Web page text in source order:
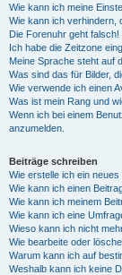
Wie kann ich meine
Wie kann ich verhindern,
Die Forenuhr geht falsch!
Ich habe die Zeitzone
Meine Sprache steht auf
Was sind das für Bilder,
Wie verwende ich einen
Was ist mein Rang und
Wenn ich bei einem
anzumelden.
Beiträge schreiben
Wie erstelle ich ein
Wie kann ich einen
Wie kann ich meinem
Wie kann ich eine
Wieso kann ich nicht
Wie bearbeite oder
Warum kann ich auf
Weshalb kann ich keine